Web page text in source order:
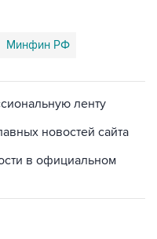
Минфин РФ
ленту
новостей сайта
в официальном